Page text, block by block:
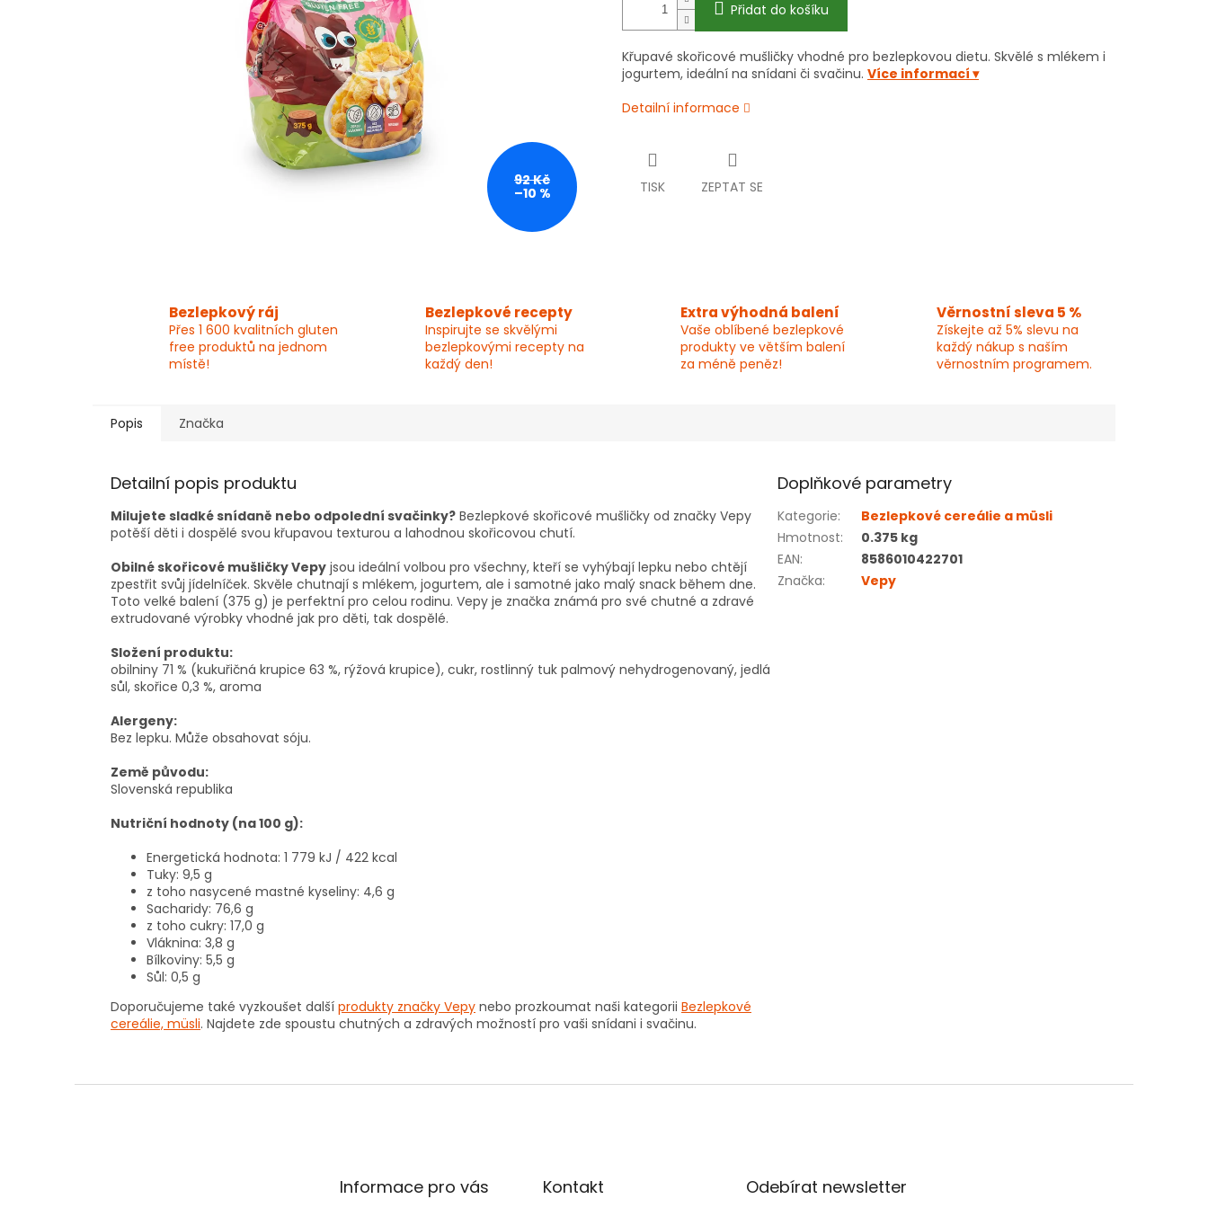
92 Kč
–10 %
Přidat do košíku
Křupavé skořicové mušličky vhodné pro bezlepkovou dietu. Skvělé s mlékem i
jogurtem, ideální na snídani či svačinu. Více informací ▾
Detailní informace
TISK ZEPTAT SE
Bezlepkový ráj
Přes 1 600 kvalitních gluten
free produktů na jednom
místě!
Bezlepkové recepty
Inspirujte se skvělými
bezlepkovými recepty na
každý den!
Extra výhodná balení
Vaše oblíbené bezlepkové
produkty ve větším balení
za méně peněz!
Věrnostní sleva 5 %
Získejte až 5% slevu na
každý nákup s naším
věrnostním programem.
Popis Značka
Detailní popis produktu
Milujete sladké snídaně nebo odpolední svačinky? Bezlepkové skořicové mušličky od značky Vepy
potěší děti i dospělé svou křupavou texturou a lahodnou skořicovou chutí.
Obilné skořicové mušličky Vepy jsou ideální volbou pro všechny, kteří se vyhýbají lepku nebo chtějí
zpestřit svůj jídelníček. Skvěle chutnají s mlékem, jogurtem, ale i samotné jako malý snack během dne.
Toto velké balení (375 g) je perfektní pro celou rodinu. Vepy je značka známá pro své chutné a zdravé
extrudované výrobky vhodné jak pro děti, tak dospělé.
Složení produktu:
obilniny 71 % (kukuřičná krupice 63 %, rýžová krupice), cukr, rostlinný tuk palmový nehydrogenovaný, jedlá
sůl, skořice 0,3 %, aroma
Alergeny:
Bez lepku. Může obsahovat sóju.
Země původu:
Slovenská republika
Nutriční hodnoty (na 100 g):
Energetická hodnota: 1 779 kJ / 422 kcal
Tuky: 9,5 g
z toho nasycené mastné kyseliny: 4,6 g
Sacharidy: 76,6 g
z toho cukry: 17,0 g
Vláknina: 3,8 g
Bílkoviny: 5,5 g
Sůl: 0,5 g
Doporučujeme také vyzkoušet další produkty značky Vepy nebo prozkoumat naši kategorii Bezlepkové
cereálie, müsli. Najdete zde spoustu chutných a zdravých možností pro vaši snídani i svačinu.
Doplňkové parametry
Kategorie:
Bezlepkové cereálie a müsli
Hmotnost:
0.375 kg
EAN:
8586010422701
Značka: Vepy
Informace pro vás Kontakt Odebírat newsletter